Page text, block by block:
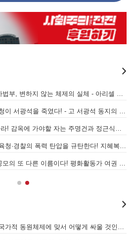
[성명] 기업 범죄 방패막이 사법부, 변하지 않는 체제의 실체 - 아리셀 참사 주범 박순관 4년 선고에 부쳐
[성명] 이재명 정부와 CU 원청이 서광석을 죽였다! - 고 서광석 동지의 죽음을 애도하며
[성명] 고진수를 즉각 석방하라! 감옥에 가야할 자는 주명건과 정근식이다!
[성명] 이재명정부·서울시교육청·경찰의 폭력 탄압을 규탄한다! 지혜복 교사와 연대자들을 즉각 석방하라!
[성명] 말뿐인 학살 규탄은 공모의 또 다른 이름이다! 평화활동가 여권 무효화 지금 당장 철회하라!
메가프로젝트, 자본을 위한 국가적 동원체제에 맞서 어떻게 싸울 것인가?